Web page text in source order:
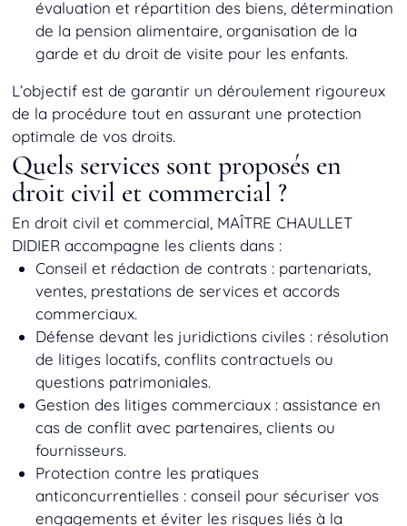
évaluation et répartition des biens, détermination
de la pension alimentaire, organisation de la
garde et du droit de visite pour les enfants.
L’objectif est de garantir un déroulement rigoureux
de la procédure tout en assurant une protection
optimale de vos droits.
Quels services sont proposés en
droit civil et commercial ?
En droit civil et commercial, MAÎTRE CHAULLET
DIDIER accompagne les clients dans :
Conseil et rédaction de contrats : partenariats,
ventes, prestations de services et accords
commerciaux.
Défense devant les juridictions civiles : résolution
de litiges locatifs, conflits contractuels ou
questions patrimoniales.
Gestion des litiges commerciaux : assistance en
cas de conflit avec partenaires, clients ou
fournisseurs.
Protection contre les pratiques
anticoncurrentielles : conseil pour sécuriser vos
engagements et éviter les risques liés à la